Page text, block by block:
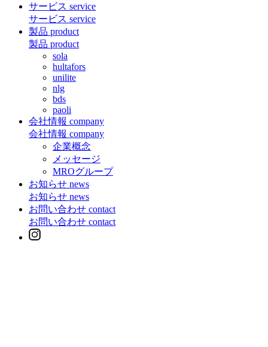
サービス service
サービス service
製品 product
製品 product
sola
hultafors
unilite
nlg
bds
paoli
会社情報 company
会社情報 company
企業概念
メッセージ
MROグループ
お知らせ news
お知らせ news
お問い合わせ contact
お問い合わせ contact